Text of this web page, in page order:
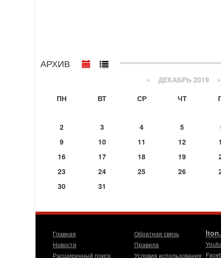
АРХИВ
« ДЕКАБРЬ 2019 »
ПН
ВТ СР ЧТ
2
3 4 5
9
10 11 12
16
17 18 19
23
24 25 26
30
31
Главная
Новости
Расширенный поиск
Обратная связь
Правила
Условия использования